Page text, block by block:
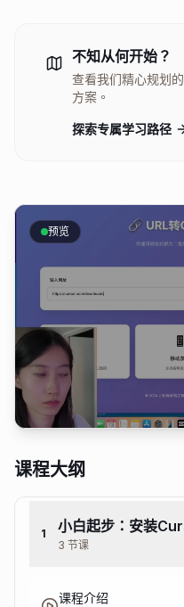
不知从何开始？
查看我们精心规划
方案。
探索专属学习路径
预览
课程大纲
1 小白起步：安装
3 节课
课程介绍